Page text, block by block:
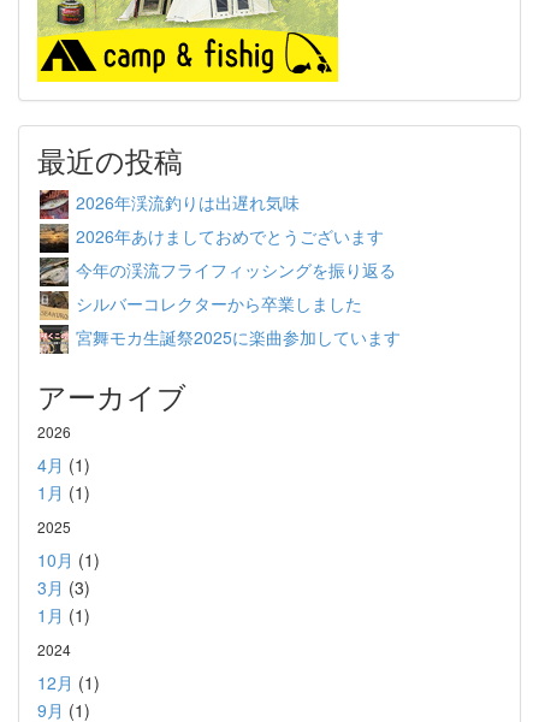
最近の投稿
2026年渓流釣りは出遅れ気味
2026年あけましておめでとうございます
今年の渓流フライフィッシングを振り返る
シルバーコレクターから卒業しました
宮舞モカ生誕祭2025に楽曲参加しています
アーカイブ
2026
4月 (1)
1月 (1)
2025
10月 (1)
3月 (3)
1月 (1)
2024
12月 (1)
9月 (1)